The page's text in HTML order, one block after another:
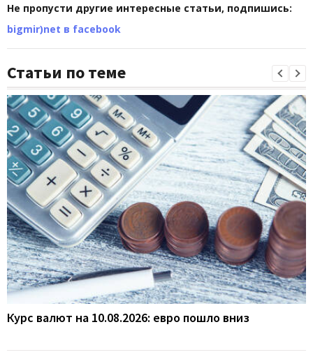
Не пропусти другие интересные статьи, подпишись:
bigmir)net в facebook
Статьи по теме
Курс валют на 10.08.2026: евро пошло вниз